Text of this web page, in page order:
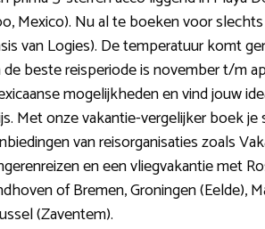
Mexico). Nu al te boeken voor
van Logies). De temperatuur komt
beste reisperiode is november t/m
mogelijkheden en vind jouw
Met onze vakantie-vergelijker boek
van reisorganisaties zoals
en een vliegvakantie met
of Bremen, Groningen (Eelde),
(Zaventem).